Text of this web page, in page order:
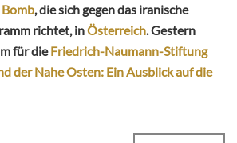
, die sich gegen das iranische
richtet, inÖsterreich. Gestern
für dieFriedrich-Naumann-Stiftung
der Nahe Osten: Ein Ausblick auf die